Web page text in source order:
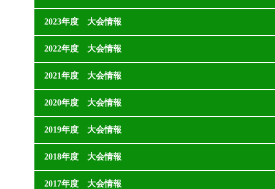
2023年度 大会情報
2022年度 大会情報
2021年度 大会情報
2020年度 大会情報
2019年度 大会情報
2018年度 大会情報
2017年度 大会情報